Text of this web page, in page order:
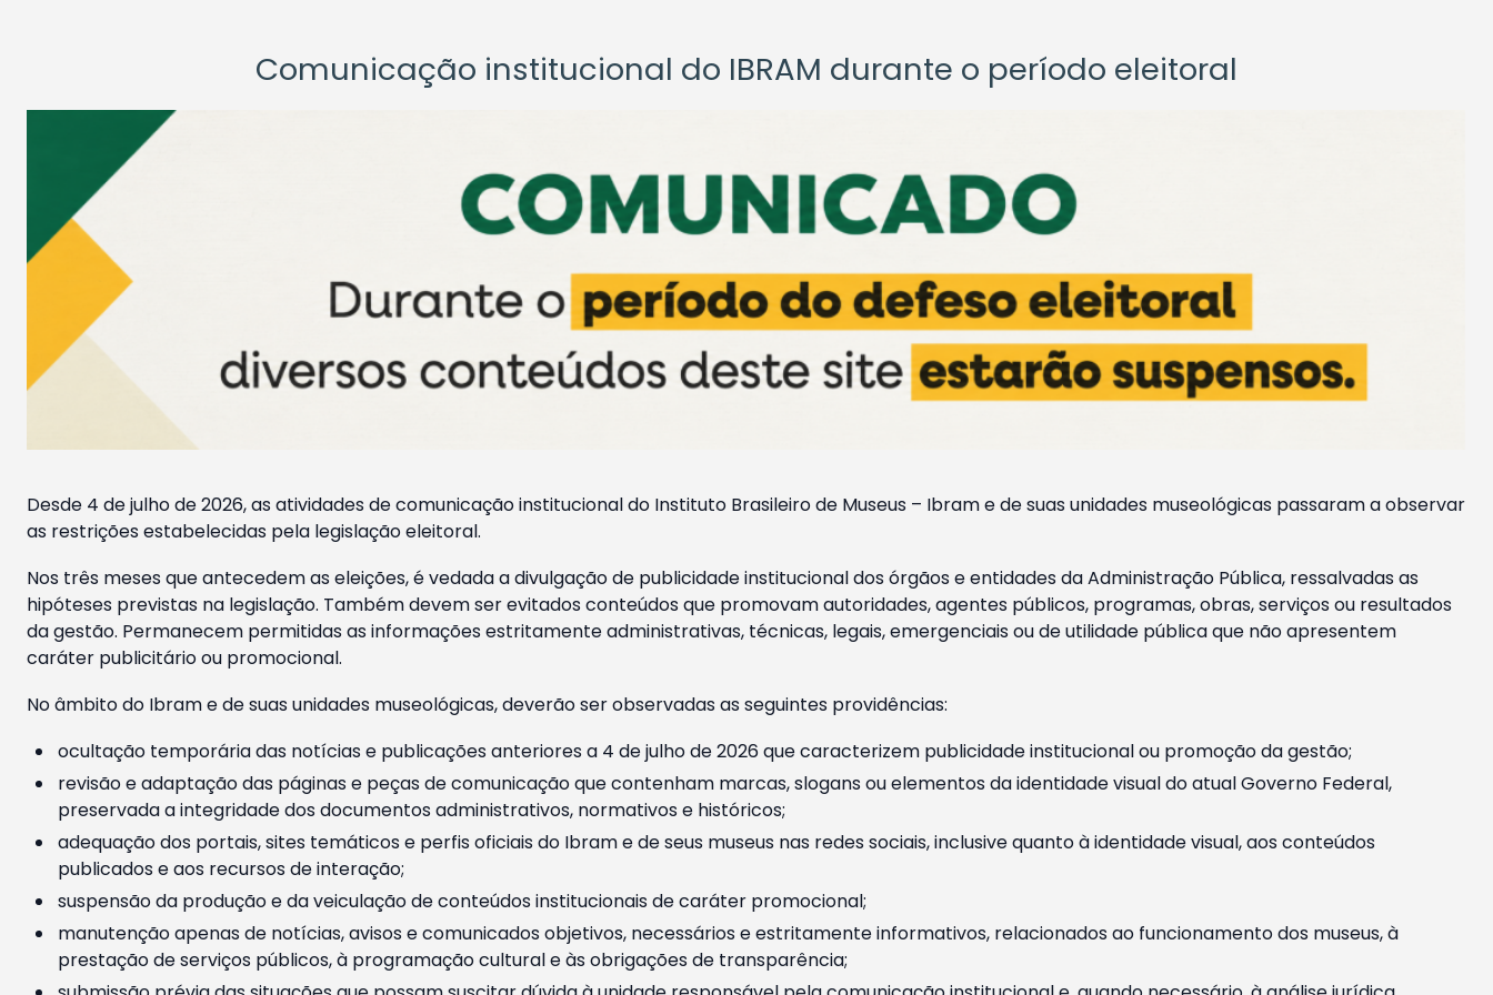
Comunicação institucional do IBRAM durante o período eleitoral
Desde 4 de julho de 2026, as atividades de comunicação institucional do Instituto Brasileiro de Museus – Ibram e de suas unidades museológicas passaram a observar
as restrições estabelecidas pela legislação eleitoral.
Nos três meses que antecedem as eleições, é vedada a divulgação de publicidade institucional dos órgãos e entidades da Administração Pública, ressalvadas as
hipóteses previstas na legislação. Também devem ser evitados conteúdos que promovam autoridades, agentes públicos, programas, obras, serviços ou resultados
da gestão. Permanecem permitidas as informações estritamente administrativas, técnicas, legais, emergenciais ou de utilidade pública que não apresentem
caráter publicitário ou promocional.
No âmbito do Ibram e de suas unidades museológicas, deverão ser observadas as seguintes providências:
ocultação temporária das notícias e publicações anteriores a 4 de julho de 2026 que caracterizem publicidade institucional ou promoção da gestão;
revisão e adaptação das páginas e peças de comunicação que contenham marcas, slogans ou elementos da identidade visual do atual Governo Federal,
preservada a integridade dos documentos administrativos, normativos e históricos;
adequação dos portais, sites temáticos e perfis oficiais do Ibram e de seus museus nas redes sociais, inclusive quanto à identidade visual, aos conteúdos
publicados e aos recursos de interação;
suspensão da produção e da veiculação de conteúdos institucionais de caráter promocional;
manutenção apenas de notícias, avisos e comunicados objetivos, necessários e estritamente informativos, relacionados ao funcionamento dos museus, à
prestação de serviços públicos, à programação cultural e às obrigações de transparência;